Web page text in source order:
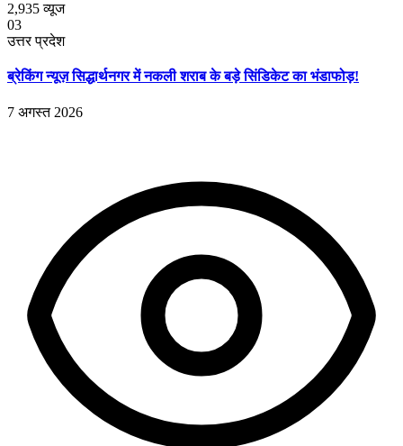
2,935व्यूज
03
उत्तर प्रदेश
ब्रेकिंग न्यूज़ सिद्धार्थनगर में नकली शराब के बड़े सिंडिकेट का भंडाफोड़!
7 अगस्त 2026